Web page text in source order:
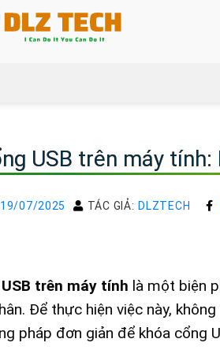
USB trên máy
19/07/2025 TÁC GIẢ: DLZTECH
trên máy tính là một biện
Để thực hiện việc này,
pháp đơn giản để khóa cổng